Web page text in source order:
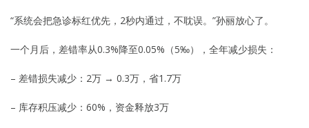
“系统会把急诊标红优先，2秒内通过，不耽误。”孙丽放心了。
一个月后，差错率从0.3%降至0.05%（5‰），全年减少损失：
– 差错损失减少：2万 → 0.3万，省1.7万
– 库存积压减少：60%，资金释放3万